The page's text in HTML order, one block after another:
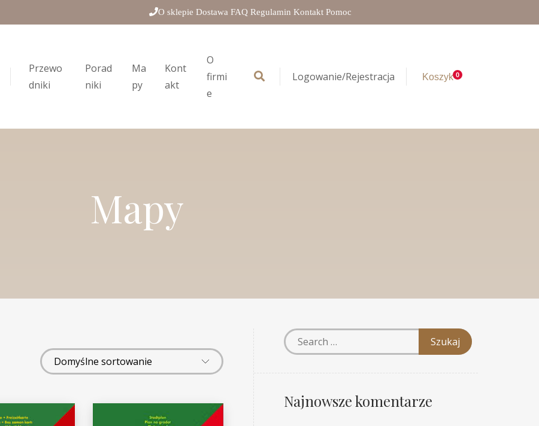
O sklepie Dostawa FAQ Regulamin Kontakt Pomoc
Przewo
dniki
Porad
niki
Ma
py
Kont
akt
O
firmi
e
Logowanie/Rejestracja Koszyk0
Mapy
Najnowsze komentarze